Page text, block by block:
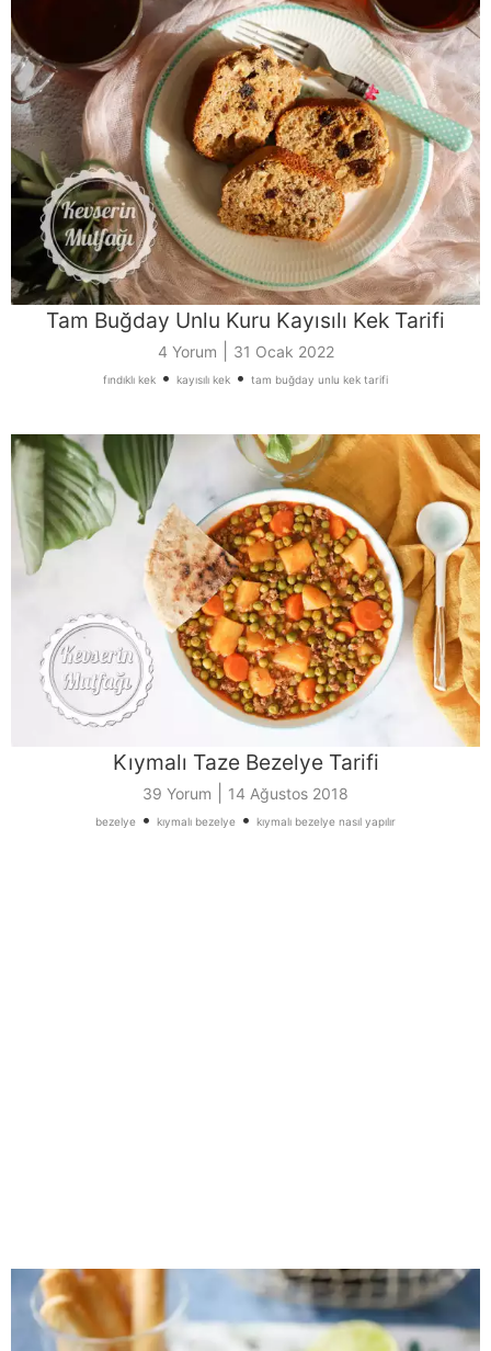
Tam Buğday Unlu Kuru Kayısılı Kek Tarifi
4 Yorum 31 Ocak 2022
fındıklı kek • kayısılı kek • tam buğday unlu kek tarifi
Kıymalı Taze Bezelye Tarifi
39 Yorum 14 Ağustos 2018
bezelye • kıymalı bezelye • kıymalı bezelye nasıl yapılır